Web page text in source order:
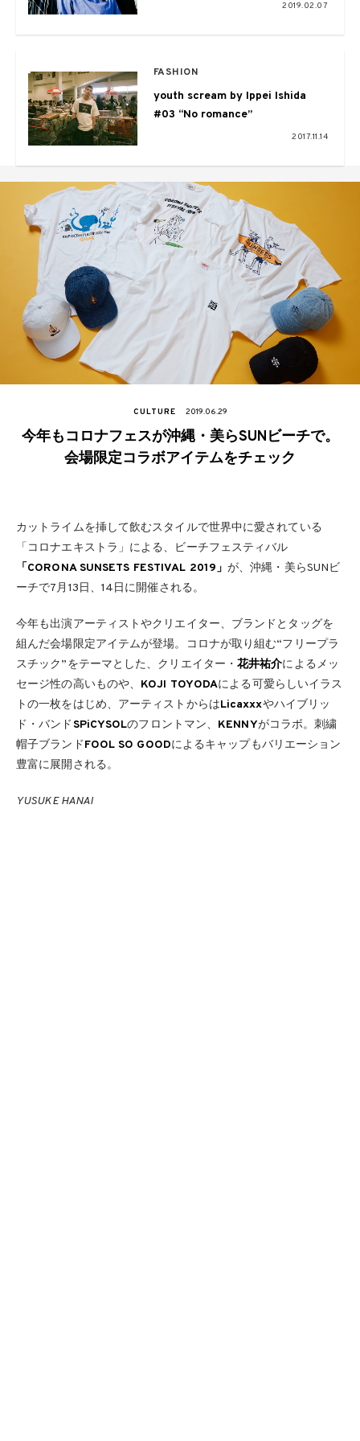
2019.02.07
FASHION
youth scream by Ippei Ishida
#03 “No romance”
2017.11.14
CULTURE 2019.06.29
今年もコロナフェスが沖縄・美らSUNビーチで。
会場限定コラボアイテムをチェック
カットライムを挿して飲むスタイルで世界中に愛されている
「コロナエキストラ」による、ビーチフェスティバル
「CORONA SUNSETS FESTIVAL 2019」 が、沖縄・美らSUNビ
ーチで7月13日、14日に開催される。
今年も出演アーティストやクリエイター、ブランドとタッグを
組んだ会場限定アイテムが登場。コロナが取り組む“フリープラ
スチック”をテーマとした、クリエイター・ 花井祐介によるメッ
セージ性の高いものや、 KOJI TOYODAによる可愛らしいイラス
トの一枚をはじめ、アーティストからはLicaxxxやハイブリッ
ド・バンドSPiCYSOLのフロントマン、 KENNYがコラボ。刺繍
帽子ブランドFOOL SO GOODによるキャップもバリエーション
豊富に展開される。
YUSUKE HANAI